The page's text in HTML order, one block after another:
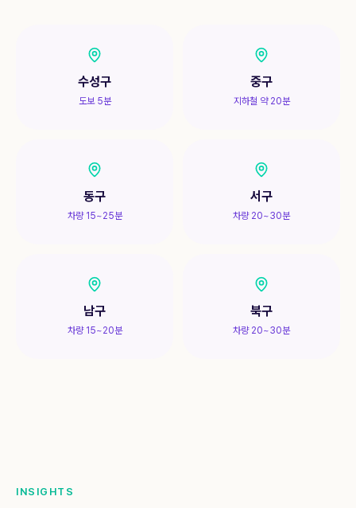
수성구
도보 5분
중구
지하철 약 20분
동구
차량 15~25분
서구
차량 20~30분
남구
차량 15~20분
북구
차량 20~30분
INSIGHTS